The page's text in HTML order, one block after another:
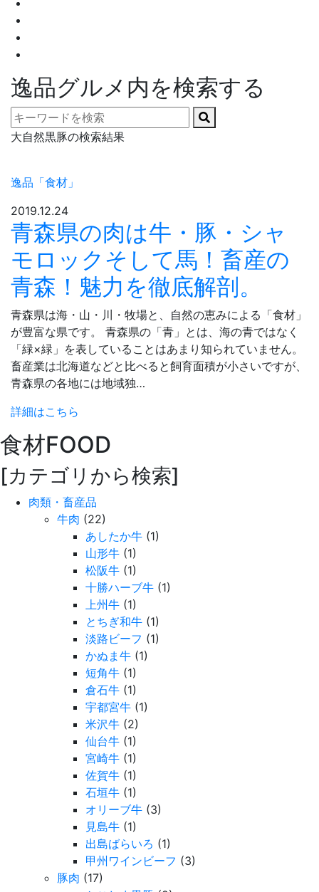
逸品グルメ内を検索する
大自然黒豚の検索結果
逸品「食材」
2019.12.24
青森県の肉は牛・豚・シャ
モロックそして馬！畜産の
青森！魅力を徹底解剖。
青森県は海・山・川・牧場と、自然の恵みによる「食材」
が豊富な県です。 青森県の「青」とは、海の青ではなく
「緑×緑」を表していることはあまり知られていません。
畜産業は北海道などと比べると飼育面積が小さいですが、
青森県の各地には地域独…
詳細はこちら
食材FOOD
[カテゴリから検索]
肉類・畜産品
牛肉 (22)
あしたか牛 (1)
山形牛 (1)
松阪牛 (1)
十勝ハーブ牛 (1)
上州牛 (1)
とちぎ和牛 (1)
淡路ビーフ (1)
かぬま牛 (1)
短角牛 (1)
倉石牛 (1)
宇都宮牛 (1)
米沢牛 (2)
仙台牛 (1)
宮崎牛 (1)
佐賀牛 (1)
石垣牛 (1)
オリーブ牛 (3)
見島牛 (1)
出島ばらいろ (1)
甲州ワインビーフ (3)
豚肉 (17)